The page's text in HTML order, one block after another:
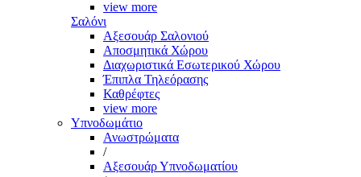
view more
Σαλόνι
Αξεσουάρ Σαλονιού
Αποσμητικά Χώρου
Διαχωριστικά Εσωτερικού Χώρου
Έπιπλα Τηλεόρασης
Καθρέφτες
view more
Υπνοδωμάτιο
Ανωστρώματα
/
Αξεσουάρ Υπνοδωματίου